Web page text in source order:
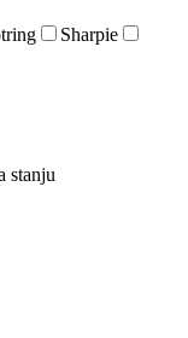
Sharpie
stanju